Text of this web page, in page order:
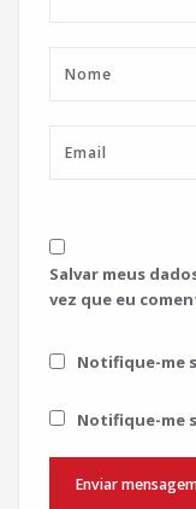
Salvar meus
vez que eu
Notifique-me
Notifique-me